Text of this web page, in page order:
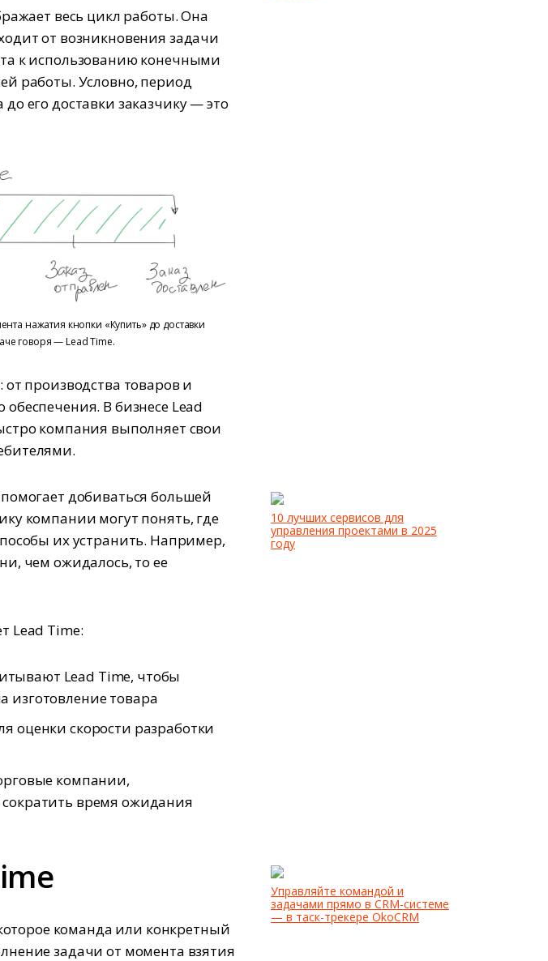
весь цикл работы. Она
от возникновения задачи
к использованию конечными
работы. Условно, период
его доставки заказчику — это
нажатия кнопки «Купить» до доставки
говоря — Lead Time.
производства товаров и
В бизнесе Lead
компания выполняет свои
добиваться большей
компании могут понять, где
их устранить. Например,
чем ожидалось, то ее
Lead Time:
Lead Time, чтобы
изготовление товара
оценки скорости разработки
компании,
время ожидания
10 лучших сервисов для
управления проектами в 2025
году
команда или конкретный
задачи от момента взятия
Управляйте командой и
задачами прямо в CRM-системе
— в таск-трекере OkoCRM